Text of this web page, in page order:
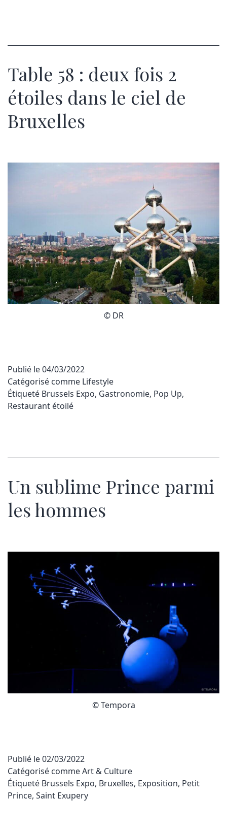
Table 58 : deux fois 2
étoiles dans le ciel de
Bruxelles
© DR
Publié le04/03/2022
Catégorisé comme Lifestyle
Étiqueté Brussels Expo, Gastronomie, Pop Up,
Restaurant étoilé
Un sublime Prince parmi
les hommes
© Tempora
Publié le02/03/2022
Catégorisé commeArt & Culture
Étiqueté Brussels Expo, Bruxelles, Exposition, Petit
Prince, Saint Exupery